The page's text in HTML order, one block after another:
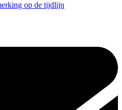
op de tijdlijn